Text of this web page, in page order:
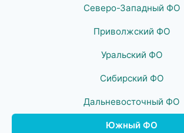
Северо-Западный ФО
Приволжский ФО
Уральский ФО
Сибирский ФО
Дальневосточный ФО
Южный ФО